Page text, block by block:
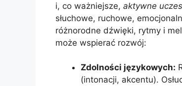
i, co ważniejsze, aktywne
słuchowe, ruchowe,
różnorodne dźwięki, rytmy i
może wspierać rozwój:
Zdolności językowych:
(intonacji, akcentu).